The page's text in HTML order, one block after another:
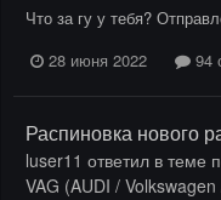
Что за гу у тебя?
28 июня 2022
94
Распиновка нового
luser11 ответил в теме
VAG (AUDI /